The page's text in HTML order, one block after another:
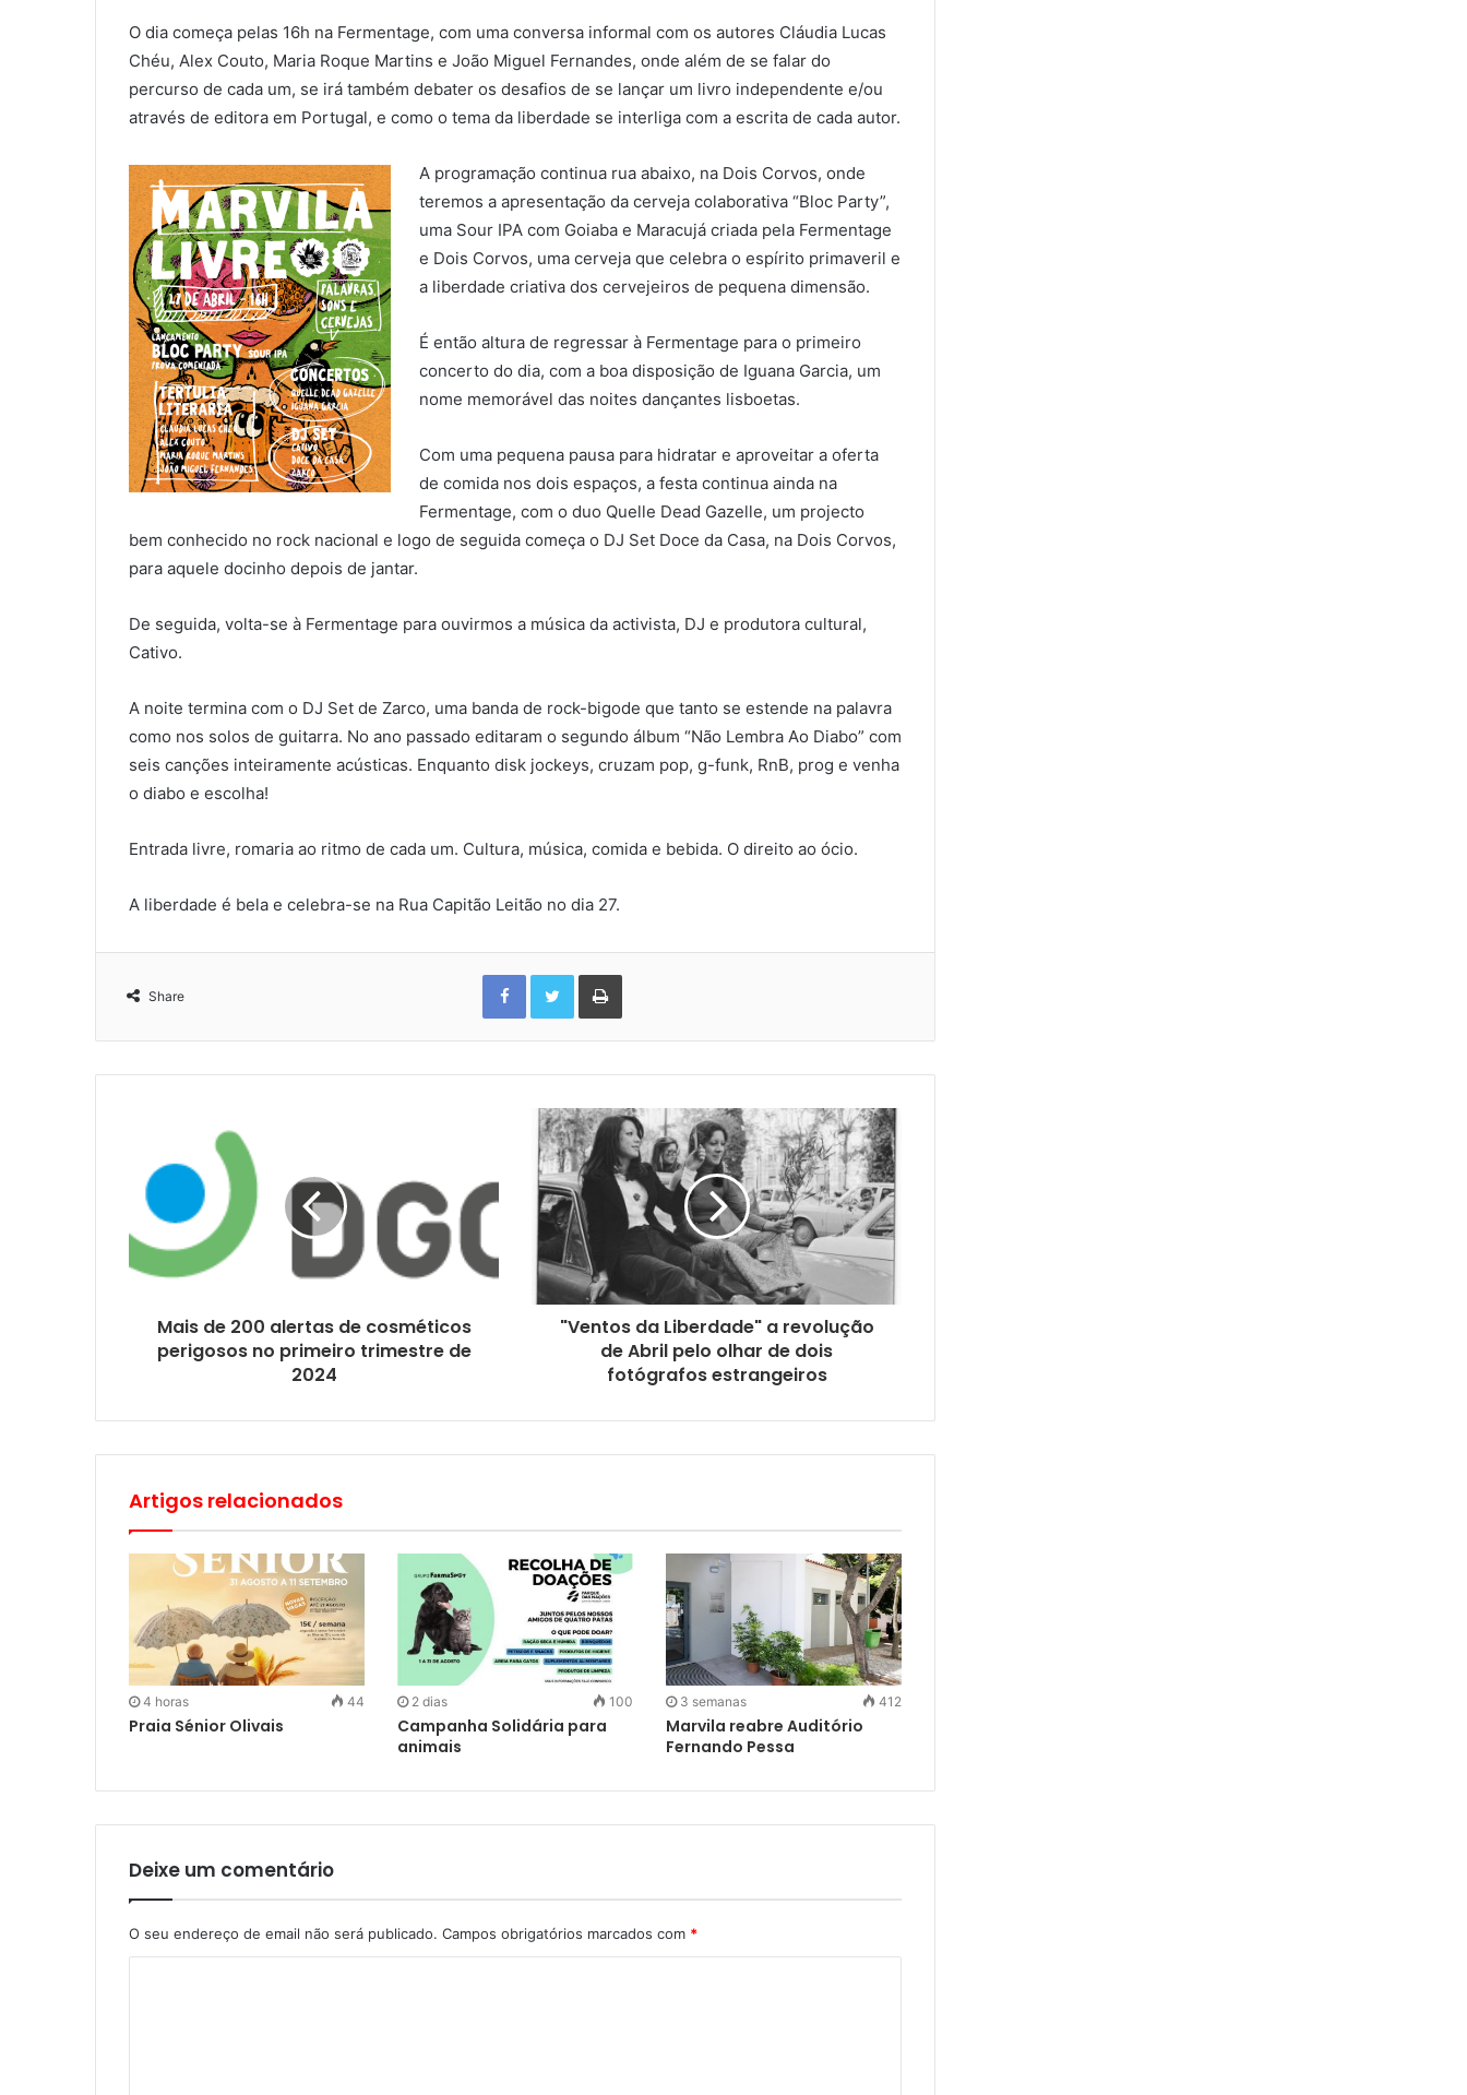
O dia começa pelas 16h na Fermentage, com uma conversa informal com os autores Cláudia Lucas
Chéu, Alex Couto, Maria Roque Martins e João Miguel Fernandes, onde além de se falar do
percurso de cada um, se irá também debater os desafios de se lançar um livro independente e/ou
através de editora em Portugal, e como o tema da liberdade se interliga com a escrita de cada autor.
A programação continua rua abaixo, na Dois Corvos, onde
teremos a apresentação da cerveja colaborativa “Bloc Party”,
uma Sour IPA com Goiaba e Maracujá criada pela Fermentage
e Dois Corvos, uma cerveja que celebra o espírito primaveril e
a liberdade criativa dos cervejeiros de pequena dimensão.
É então altura de regressar à Fermentage para o primeiro
concerto do dia, com a boa disposição de Iguana Garcia, um
nome memorável das noites dançantes lisboetas.
Com uma pequena pausa para hidratar e aproveitar a oferta
de comida nos dois espaços, a festa continua ainda na
Fermentage, com o duo Quelle Dead Gazelle, um projecto
bem conhecido no rock nacional e logo de seguida começa o DJ Set Doce da Casa, na Dois Corvos,
para aquele docinho depois de jantar.
De seguida, volta-se à Fermentage para ouvirmos a música da activista, DJ e produtora cultural,
Cativo.
A noite termina com o DJ Set de Zarco, uma banda de rock-bigode que tanto se estende na palavra
como nos solos de guitarra. No ano passado editaram o segundo álbum “Não Lembra Ao Diabo” com
seis canções inteiramente acústicas. Enquanto disk jockeys, cruzam pop, g-funk, RnB, prog e venha
o diabo e escolha!
Entrada livre, romaria ao ritmo de cada um. Cultura, música, comida e bebida. O direito ao ócio.
A liberdade é bela e celebra-se na Rua Capitão Leitão no dia 27.
Share
Facebook Twitter
Mais de 200 alertas de cosméticos
perigosos no primeiro trimestre de
2024
"Ventos da Liberdade" a revolução
de Abril pelo olhar de dois
fotógrafos estrangeiros
Artigos relacionados
4 horas 44
Praia Sénior Olivais
2 dias 100
Campanha Solidária para
animais
3 semanas 412
Marvila reabre Auditório
Fernando Pessa
Deixe um comentário
O seu endereço de email não será publicado. Campos obrigatórios marcados com *